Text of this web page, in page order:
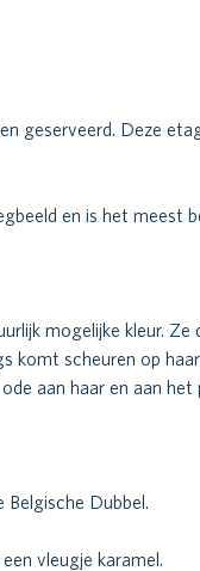
geserveerd. Deze
en is het meest
mogelijke kleur.
komt scheuren op
aan haar en aan
Belgische Dubbel.
vleugje karamel.